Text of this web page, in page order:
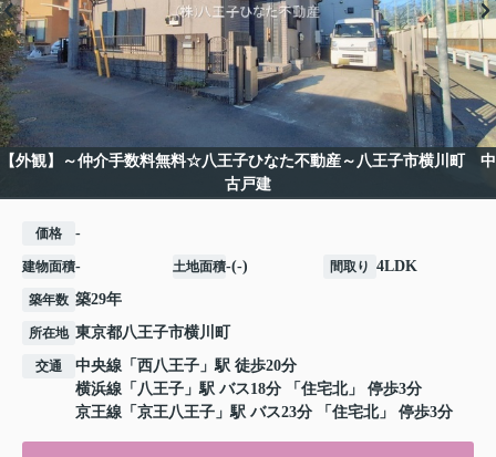
【外観】～仲介手数料無料☆八王子ひなた不動産～八王子市横川町 中
古戸建
価格 -
建物面積- 土地面積-(-) 間取り 4LDK
築年数 築29年
所在地 東京都八王子市横川町
交通 中央線 「 西八王子 」駅 徒歩20分
横浜線 「 八王子 」駅 バス18分 「住宅北」 停歩3分
京王線 「 京王八王子 」駅 バス23分 「住宅北」 停歩3分